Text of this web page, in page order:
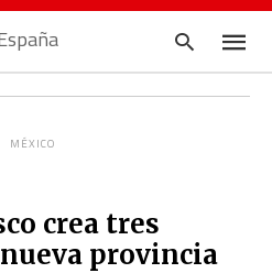
MÉXICO
crea tres
provincia